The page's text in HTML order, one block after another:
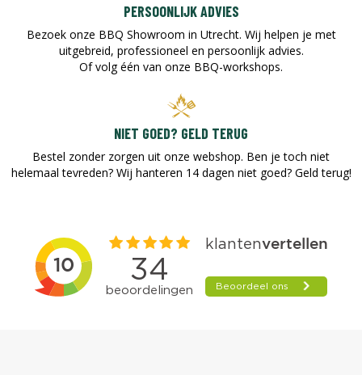
PERSOONLIJK ADVIES
Bezoek onze BBQ Showroom in Utrecht. Wij helpen je met
uitgebreid, professioneel en persoonlijk advies.
Of volg één van onze BBQ-workshops.
NIET GOED? GELD TERUG
Bestel zonder zorgen uit onze webshop. Ben je toch niet
helemaal tevreden? Wij hanteren 14 dagen niet goed? Geld terug!​